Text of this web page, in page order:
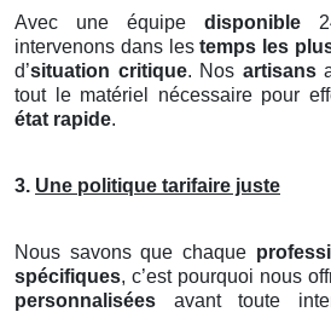
Avec une équipe disponible
intervenons dans lestemps les
d’situation critique. Nos artisans
tout le matériel nécessaire pour
état rapide.
3. Une politique tarifaire juste
Nous savons que chaque
spécifiques, c’est pourquoi nous
personnalisées avant toute